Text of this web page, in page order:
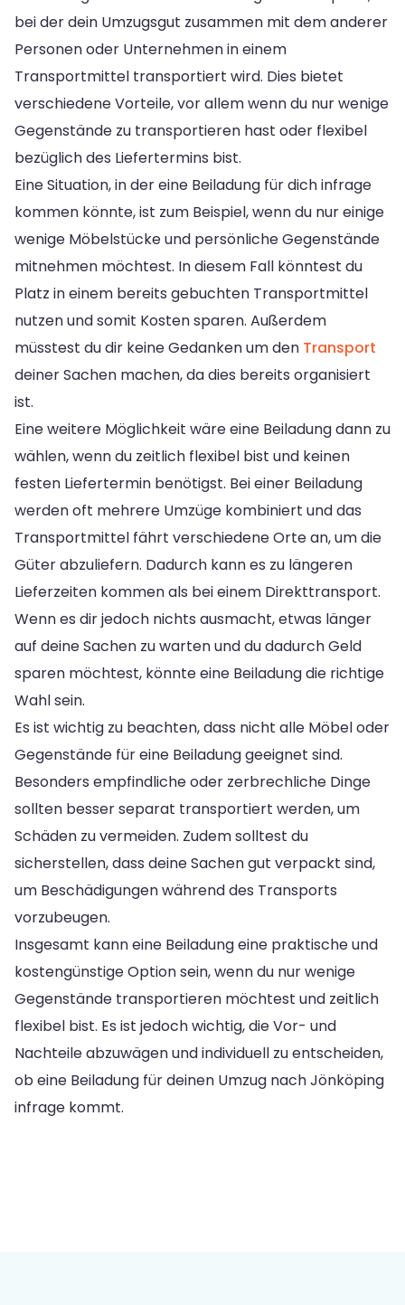
bei der dein Umzugsgut zusammen mit dem anderer
Personen oder Unternehmen in einem
Transportmittel transportiert wird. Dies bietet
verschiedene Vorteile, vor allem wenn du nur wenige
Gegenstände zu transportieren hast oder flexibel
bezüglich des Liefertermins bist.
Eine Situation, in der eine Beiladung für dich infrage
kommen könnte, ist zum Beispiel, wenn du nur einige
wenige Möbelstücke und persönliche Gegenstände
mitnehmen möchtest. In diesem Fall könntest du
Platz in einem bereits gebuchten Transportmittel
nutzen und somit Kosten sparen. Außerdem
müsstest du dir keine Gedanken um den Transport
deiner Sachen machen, da dies bereits organisiert
ist.
Eine weitere Möglichkeit wäre eine Beiladung dann zu
wählen, wenn du zeitlich flexibel bist und keinen
festen Liefertermin benötigst. Bei einer Beiladung
werden oft mehrere Umzüge kombiniert und das
Transportmittel fährt verschiedene Orte an, um die
Güter abzuliefern. Dadurch kann es zu längeren
Lieferzeiten kommen als bei einem Direkttransport.
Wenn es dir jedoch nichts ausmacht, etwas länger
auf deine Sachen zu warten und du dadurch Geld
sparen möchtest, könnte eine Beiladung die richtige
Wahl sein.
Es ist wichtig zu beachten, dass nicht alle Möbel oder
Gegenstände für eine Beiladung geeignet sind.
Besonders empfindliche oder zerbrechliche Dinge
sollten besser separat transportiert werden, um
Schäden zu vermeiden. Zudem solltest du
sicherstellen, dass deine Sachen gut verpackt sind,
um Beschädigungen während des Transports
vorzubeugen.
Insgesamt kann eine Beiladung eine praktische und
kostengünstige Option sein, wenn du nur wenige
Gegenstände transportieren möchtest und zeitlich
flexibel bist. Es ist jedoch wichtig, die Vor- und
Nachteile abzuwägen und individuell zu entscheiden,
ob eine Beiladung für deinen Umzug nach Jönköping
infrage kommt.